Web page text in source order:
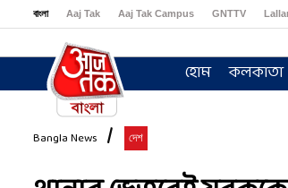
বাংলা Aaj Tak Aaj Tak Campus GNTTV
হোম কলকাতা
Bangla News দেশ